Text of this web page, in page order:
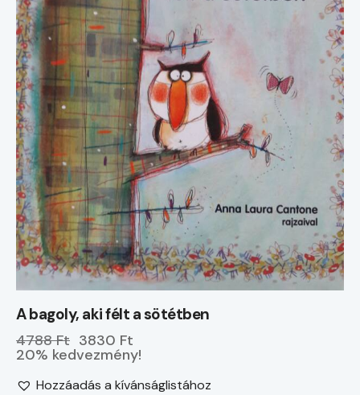
A bagoly, aki félt a sötétben
4788 Ft 3830 Ft
20% kedvezmény!
Hozzáadás a kívánságlistához